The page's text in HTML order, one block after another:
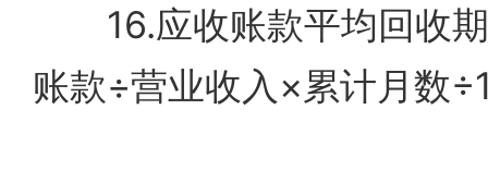
16.应收账款平均回收
账款÷营业收入×累计月数